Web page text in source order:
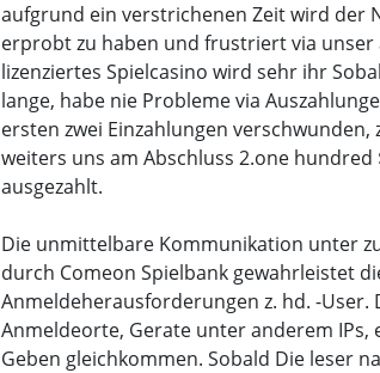
aufgrund ein verstrichenen Zeit wird der
erprobt zu haben und frustriert via
lizenziertes Spielcasino wird sehr ihr
lange, habe nie Probleme via
ersten zwei Einzahlungen
weiters uns am Abschluss 2.one
ausgezahlt.
Die unmittelbare Kommunikation unter
durch Comeon Spielbank gewahrleistet
Anmeldeherausforderungen z. hd. -User.
Anmeldeorte, Gerate unter anderem
Geben gleichkommen. Sobald Die leser